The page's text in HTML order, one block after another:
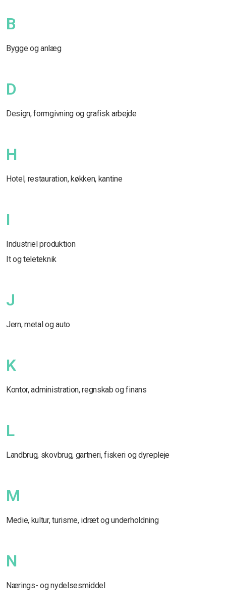
B
Bygge og anlæg
D
Design, formgivning og grafisk arbejde
H
Hotel, restauration, køkken, kantine
I
Industriel produktion
It og teleteknik
J
Jern, metal og auto
K
Kontor, administration, regnskab og finans
L
Landbrug, skovbrug, gartneri, fiskeri og dyrepleje
M
Medie, kultur, turisme, idræt og underholdning
N
Nærings- og nydelsesmiddel